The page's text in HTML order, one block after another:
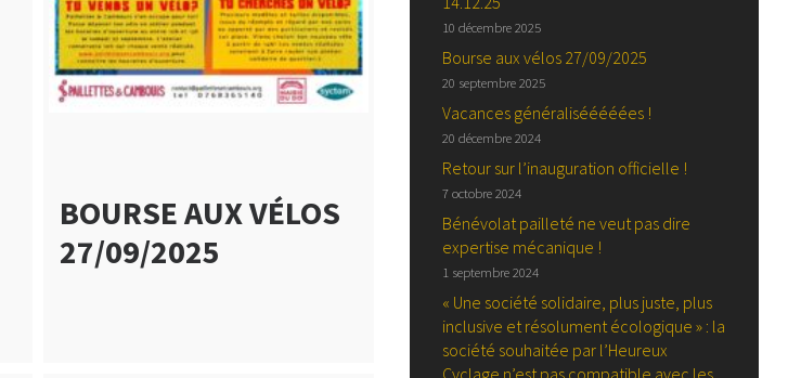
BOURSE AUX VÉLOS
27/09/2025
10 décembre 2025
Bourse aux vélos 27/09/2025
20 septembre 2025
Vacances généralisééééées !
20 décembre 2024
Retour sur l’inauguration officielle !
7 octobre 2024
Bénévolat pailleté ne veut pas dire
expertise mécanique !
1 septembre 2024
« Une société solidaire, plus juste, plus
inclusive et résolument écologique » : la
société souhaitée par l’Heureux
Cyclage n’est pas compatible avec les